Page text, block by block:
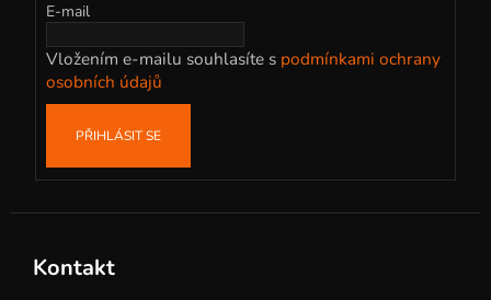
E-mail
Vložením e-mailu souhlasíte s podmínkami ochrany
osobních údajů
PŘIHLÁSIT SE
Kontakt